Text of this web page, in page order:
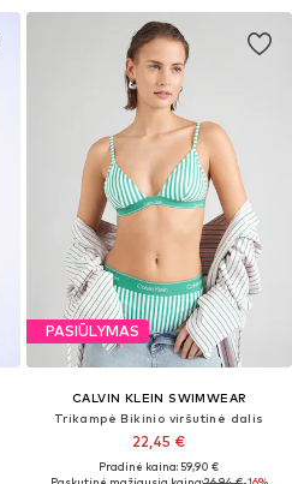
PASIŪLYMAS
CALVIN KLEIN SWIMWEAR
Trikampė Bikinio viršutinė dalis
22,45 €
Pradinė kaina: 59,90 €